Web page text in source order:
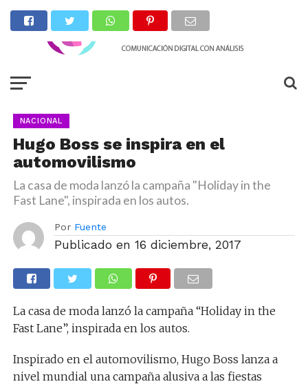
NACIONAL
Hugo Boss se inspira en el
automovilismo
La casa de moda lanzó la campaña "Holiday in the
Fast Lane", inspirada en los autos.
Por Fuente
Publicado en 16 diciembre, 2017
La casa de moda lanzó la campaña “Holiday in the
Fast Lane”, inspirada en los autos.
Inspirado en el automovilismo, Hugo Boss lanza a
nivel mundial una campaña alusiva a las fiestas